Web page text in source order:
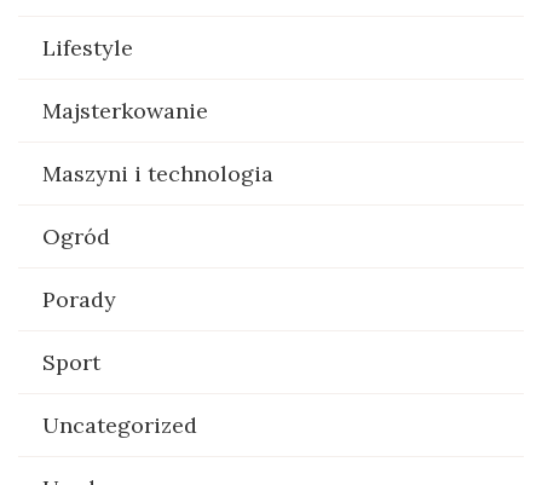
Lifestyle
Majsterkowanie
Maszyni i technologia
Ogród
Porady
Sport
Uncategorized